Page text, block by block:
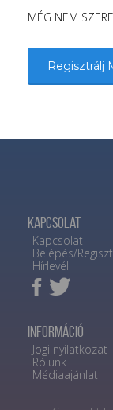
MÉG NEM
Regisztrálj
Kapcsolat
Kapcsolat
Belépés/
Hírlevél
Információ
Jogi nyilatkozat
Rólunk
Médiaajánlat